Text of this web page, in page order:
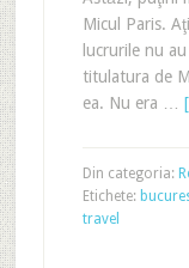
Micul Paris.
lucrurile nu
titulatura de
ea. Nu era …
Din categoria:
Etichete:
travel